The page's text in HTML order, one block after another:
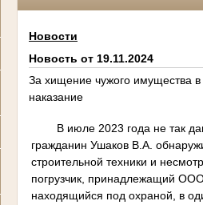
Новости
Новость от 19.11.2024
За хищение чужого имущества
наказание
В июле 2023 года не так
гражданин Ушаков В.А.
строительной техники и
погрузчик, принадлежащий ООО
находящийся под охраной, в